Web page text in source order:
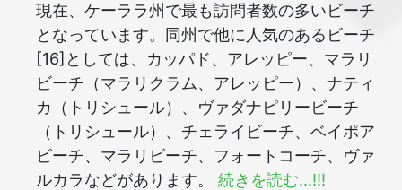
現在、ケーララ州で最も訪問者数の多いビーチ
となっています。同州で他に人気のあるビーチ
[16]としては、カッパド、アレッピー、マラリ
ビーチ（マラリクラム、アレッピー）、ナティ
カ（トリシュール）、ヴァダナピリービーチ
（トリシュール）、チェライビーチ、ベイポア
ビーチ、マラリビーチ、フォートコーチ、ヴァ
ルカラなどがあります。 続きを読む...!!!